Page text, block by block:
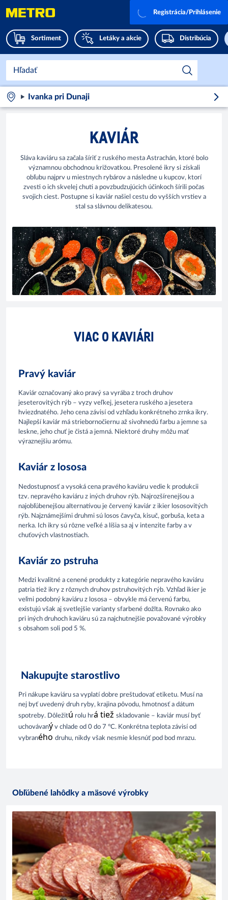
Sortiment Letáky a akcie Distribúcia
Registrácia/Prihlásenie
Ivanka pri Dunaji
KAVIÁR
Sláva kaviáru sa začala šíriť z ruského mesta Astrachán, ktoré bolo
významnou obchodnou križovatkou. Presolené ikry si získali
obľubu najprv u miestnych rybárov a následne u kupcov, ktorí
zvesti o ich skvelej chuti a povzbudzujúcich účinkoch šírili počas
svojich ciest. Postupne si kaviár našiel cestu do vyšších vrstiev a
stal sa slávnou delikatesou.
VIAC O KAVIÁRI
Pravý kaviár
Kaviár označovaný ako pravý sa vyrába z troch druhov
jeseterovitých rýb – vyzy veľkej, jesetera ruského a jesetera
hviezdnatého. Jeho cena závisí od vzhľadu konkrétneho zrnka ikry.
Najlepší kaviár má striebornočiernu až sivohnedú farbu a jemne sa
leskne, jeho chuť je čistá a jemná. Niektoré druhy môžu mať
výraznejšiu arómu.
Kaviár z lososa
Nedostupnosť a vysoká cena pravého kaviáru vedie k produkcii
tzv. nepravého kaviáru z iných druhov rýb. Najrozšírenejšou a
najobľúbenejšou alternatívou je červený kaviár z ikier lososovitých
rýb. Najznámejšími druhmi sú losos čavyča, kisuč, gorbuša, keta a
nerka. Ich ikry sú rôzne veľké a líšia sa aj v intenzite farby a v
chuťových vlastnostiach.
Kaviár zo pstruha
Medzi kvalitné a cenené produkty z kategórie nepravého kaviáru
patria tiež ikry z rôznych druhov pstruhovitých rýb. Vzhľad ikier je
veľmi podobný kaviáru z lososa – obvykle má červenú farbu,
existujú však aj svetlejšie varianty sfarbené dožlta. Rovnako ako
pri iných druhoch kaviáru sú za najchutnejšie považované výrobky
s obsahom soli pod 5 %.
Nakupujte starostlivo
Pri nákupe kaviáru sa vyplatí dobre preštudovať etiketu. Musí na
nej byť uvedený druh ryby, krajina pôvodu, hmotnosť a dátum
spotreby. Dôležitú rol u hrá tiež skladovanie – kaviár musí byť
uchovávaný v chlade od 0 do 7 °C. Konkrétna teplota závisí
vybraného druhu, nikdy však nesmie klesnúť pod bod mrazu.
Obľúbené lahôdky a mäsové výrobky